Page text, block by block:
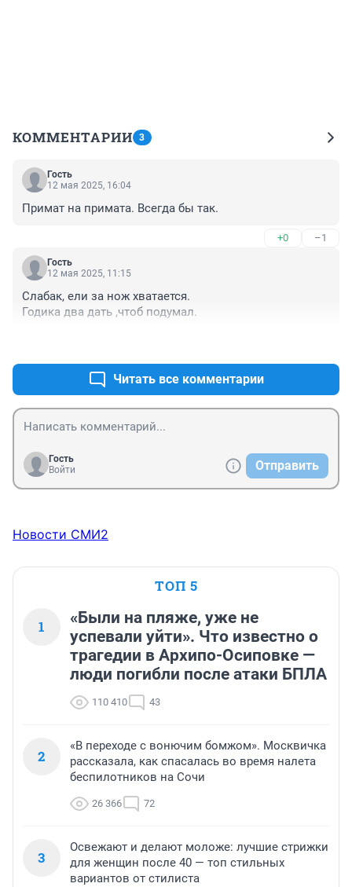
КОММЕНТАРИИ 3
Гость
12 мая 2025, 16:04
Примат на примата. Всегда бы так.
+0 –1
Гость
12 мая 2025, 11:15
Слабак, ели за нож хватается.
Годика два дать ,чтоб подумал.
Читать все комментарии
Гость
Войти
Отправить
Новости СМИ2
ТОП 5
1
«Были на пляже, уже не
успевали уйти». Что известно о
трагедии в Архипо-Осиповке —
люди погибли после атаки БПЛА
110 410 43
2
«В переходе с вонючим бомжом». Москвичка
рассказала, как спасалась во время налета
беспилотников на Сочи
26 366 72
3
Освежают и делают моложе: лучшие стрижки
для женщин после 40 — топ стильных
вариантов от стилиста